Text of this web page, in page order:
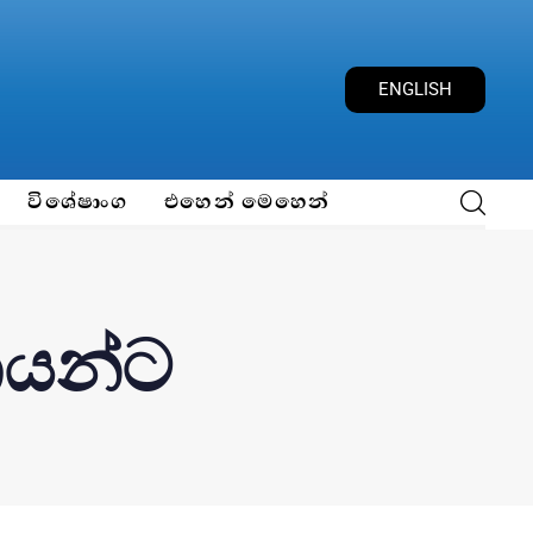
ENGLISH
විශේෂාංග එහෙන් මෙහෙන්